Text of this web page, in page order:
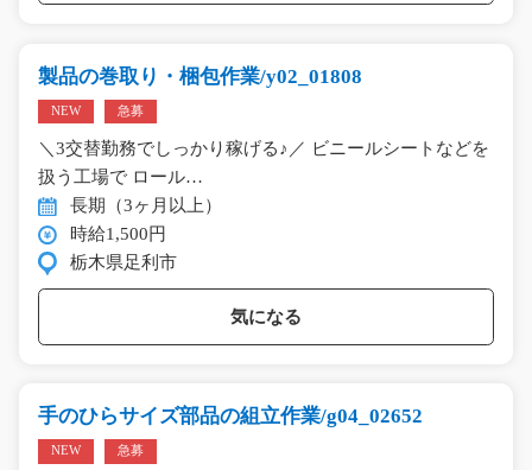
製品の巻取り・梱包作業/y02_01808
NEW 急募
＼3交替勤務でしっかり稼げる♪／ ビニールシートなどを
扱う工場で ロール…
長期（3ヶ月以上）
時給1,500円
栃木県足利市
気になる
手のひらサイズ部品の組立作業/g04_02652
NEW 急募